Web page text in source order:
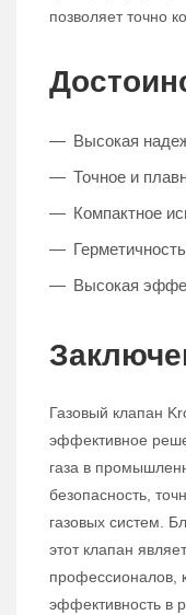
позволяет точно
Высокая
Точное и
Компактное
Высокая
Газовый клапан
эффективное
газа в
безопасность,
газовых систем.
этот клапан
профессионалов,
эффективность в